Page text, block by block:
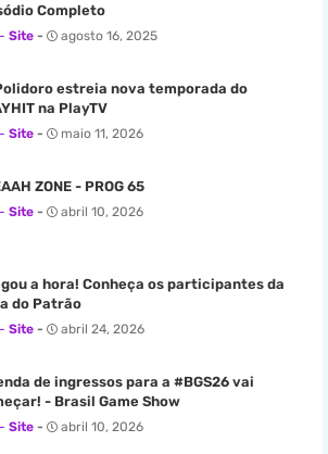
Completo
Site agosto 16, 2025
estreia nova temporada do
na PlayTV
Site maio 11, 2026
ZONE - PROG 65
Site abril 10, 2026
a hora! Conheça os participantes da
do Patrão
Site abril 24, 2026
de ingressos para a #BGS26 vai
- Brasil Game Show
Site abril 10, 2026